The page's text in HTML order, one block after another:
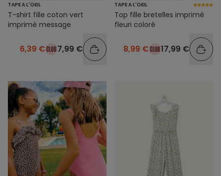
TAPE A L'OEIL
T-shirt fille coton vert
imprimé message
6,39 € 7,99 €
TAPE A L'OEIL
Top fille bretelles imprimé
fleuri coloré
8,99 € 17,99 €